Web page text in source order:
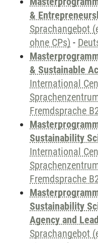
&
Sprachangebot
ohne CPs) -
& Sustainable
International
Fremdsprache
Sustainability
International
Fremdsprache
Sustainability
Agency and
Sprachangebot